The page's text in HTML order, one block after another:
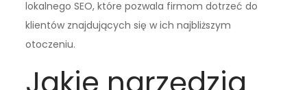
lokalnego SEO, które pozwala firmom dotrzeć do
klientów znajdujących się w ich najbliższym
otoczeniu.